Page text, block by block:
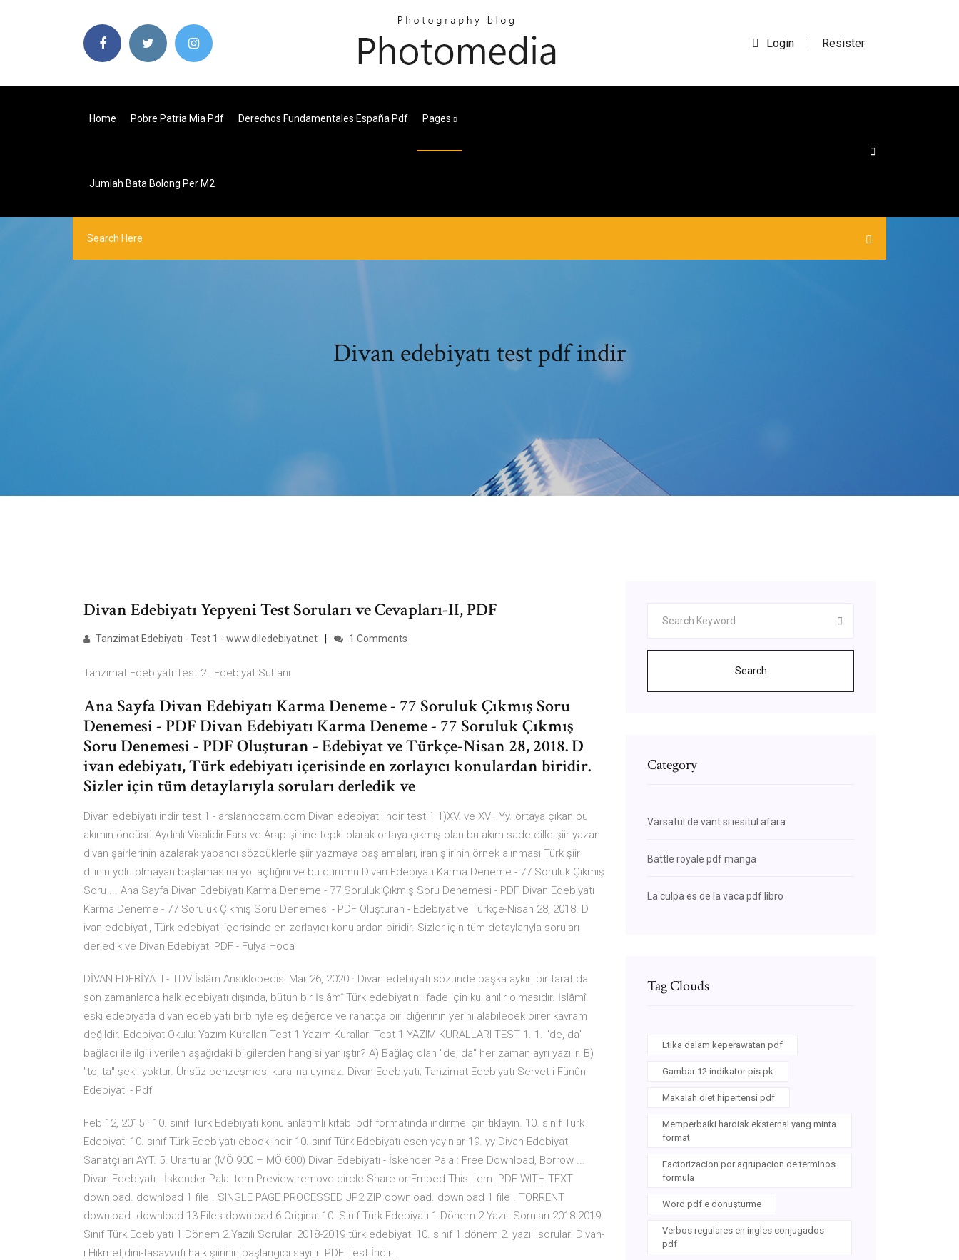
Login | Resister
Home Pobre Patria Mia Pdf Derechos Fundamentales España Pdf Pages
Jumlah Bata Bolong Per M2
Divan edebiyatı test pdf indir
Divan Edebiyatı Yepyeni Test Soruları ve Cevapları-II, PDF
Tanzimat Edebiyatı - Test 1 - www.diledebiyat.net 1 Comments
Tanzimat Edebiyatı Test 2 | Edebiyat Sultanı
Ana Sayfa Divan Edebiyatı Karma Deneme - 77 Soruluk Çıkmış Soru
Denemesi - PDF Divan Edebiyatı Karma Deneme - 77 Soruluk Çıkmış
Soru Denemesi - PDF Oluşturan - Edebiyat ve Türkçe-Nisan 28, 2018. D
ivan edebiyatı, Türk edebiyatı içerisinde en zorlayıcı konulardan biridir.
Sizler için tüm detaylarıyla soruları derledik ve
Divan edebiyatı indir test 1 - arslanhocam.com Divan edebiyatı indir test 1 1)XV. ve XVI. Yy. ortaya çıkan bu
akımın öncüsü Aydınlı Visalidir.Fars ve Arap şiirine tepki olarak ortaya çıkmış olan bu akım sade dille şiir yazan
divan şairlerinin azalarak yabancı sözcüklerle şiir yazmaya başlamaları, iran şiirinin örnek alınması Türk şiir
dilinin yolu olmayan başlamasına yol açtığını ve bu durumu Divan Edebiyatı Karma Deneme - 77 Soruluk Çıkmış
Soru ... Ana Sayfa Divan Edebiyatı Karma Deneme - 77 Soruluk Çıkmış Soru Denemesi - PDF Divan Edebiyatı
Karma Deneme - 77 Soruluk Çıkmış Soru Denemesi - PDF Oluşturan - Edebiyat ve Türkçe-Nisan 28, 2018. D
ivan edebiyatı, Türk edebiyatı içerisinde en zorlayıcı konulardan biridir. Sizler için tüm detaylarıyla soruları
derledik ve Divan Edebiyatı PDF - Fulya Hoca
DİVAN EDEBİYATI - TDV İslâm Ansiklopedisi Mar 26, 2020 · Divan edebiyatı sözünde başka aykırı bir taraf da
son zamanlarda halk edebiyatı dışında, bütün bir İslâmî Türk edebiyatını ifade için kullanılır olmasıdır. İslâmî
eski edebiyatla divan edebiyatı birbiriyle eş değerde ve rahatça biri diğerinin yerini alabilecek birer kavram
değildir. Edebiyat Okulu: Yazım Kuralları Test 1 Yazım Kuralları Test 1 YAZIM KURALLARI TEST 1. 1. "de, da"
bağlacı ile ilgili verilen aşağıdaki bilgilerden hangisi yanlıştır? A) Bağlaç olan "de, da" her zaman ayrı yazılır. B)
"te, ta" şekli yoktur. Ünsüz benzeşmesi kuralına uymaz. Divan Edebiyatı; Tanzimat Edebiyatı Servet-i Fünûn
Edebiyatı - Pdf
Feb 12, 2015 · 10. sınıf Türk Edebiyatı konu anlatımlı kitabı pdf formatında indirme için tıklayın. 10. sınıf Türk
Edebiyatı 10. sınıf Türk Edebiyatı ebook indir 10. sınıf Türk Edebiyatı esen yayınlar 19. yy Divan Edebiyatı
Sanatçıları AYT. 5. Urartular (MÖ 900 – MÖ 600) Divan Edebiyatı - İskender Pala : Free Download, Borrow ...
Divan Edebiyatı - İskender Pala Item Preview remove-circle Share or Embed This Item. PDF WITH TEXT
download. download 1 file . SINGLE PAGE PROCESSED JP2 ZIP download. download 1 file . TORRENT
download. download 13 Files download 6 Original 10. Sınıf Türk Edebiyatı 1.Dönem 2.Yazılı Soruları 2018-2019
Sınıf Türk Edebiyatı 1.Dönem 2.Yazılı Soruları 2018-2019 türk edebiyatı 10. sınıf 1.dönem 2. yazılı soruları Divan-
ı Hikmet,dini-tasavvufi halk şiirinin başlangıcı sayılır. PDF Test İndir…
Search
Category
Varsatul de vant si iesitul afara
Battle royale pdf manga
La culpa es de la vaca pdf libro
Tag Clouds
Etika dalam keperawatan pdf
Gambar 12 indikator pis pk
Makalah diet hipertensi pdf
Memperbaiki hardisk eksternal yang minta
format
Factorizacion por agrupacion de terminos
formula
Word pdf e dönüştürme
Verbos regulares en ingles conjugados
pdf